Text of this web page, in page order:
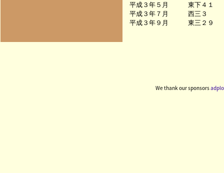
平成３年５月　　　東下
平成３年７月　　　西三
We thank our sponsors